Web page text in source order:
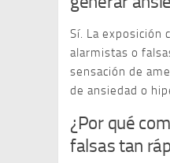
Sí. La exposición
alarmistas o
sensación de
de ansiedad o
¿Por qué
falsas tan